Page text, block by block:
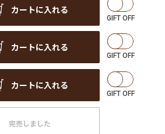
カートに入れる
カートに入れる
カートに入れる
完売しました